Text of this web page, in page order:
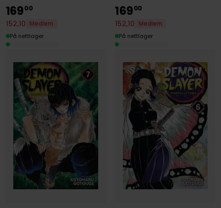
16900
152,10
Medlem
På nettlager
16900
152,10
Medlem
På nettlager